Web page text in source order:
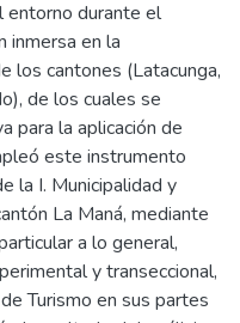
entorno durante el
en la
los cantones (Latacunga,
de los cuales se
para la aplicación de
este instrumento
la I. Municipalidad y
La Maná, mediante
a lo general,
y transeccional,
Turismo en sus partes